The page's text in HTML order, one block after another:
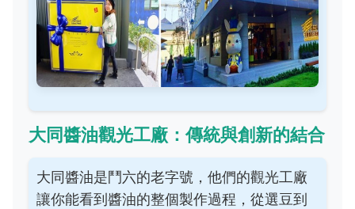
大同醬油觀光工廠：傳統與創新的結合
大同醬油是鬥六的老字號，他們的觀光工廠
讓你能看到醬油的整個製作過程，從選豆到